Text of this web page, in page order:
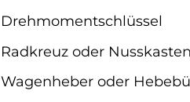
Drehmomentschlüssel
Radkreuz oder Nusskasten
Wagenheber oder